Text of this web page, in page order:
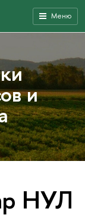
Меню
и
НУЛ